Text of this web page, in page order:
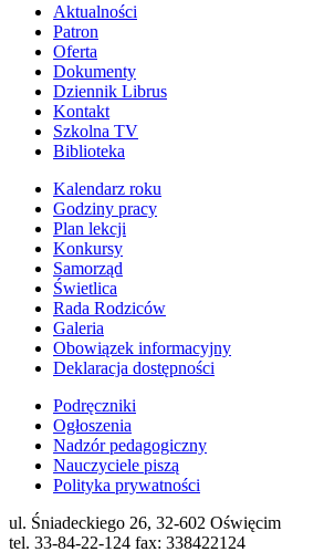
Aktualności
Patron
Oferta
Dokumenty
Dziennik Librus
Kontakt
Szkolna TV
Biblioteka
Kalendarz roku
Godziny pracy
Plan lekcji
Konkursy
Samorząd
Świetlica
Rada Rodziców
Galeria
Obowiązek informacyjny
Deklaracja dostępności
Podręczniki
Ogłoszenia
Nadzór pedagogiczny
Nauczyciele piszą
Polityka prywatności
ul. Śniadeckiego 26, 32-602 Oświęcim
tel. 33-84-22-124 fax: 338422124